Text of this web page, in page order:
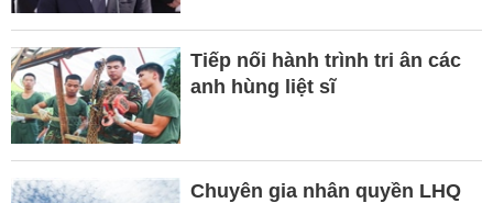
Tiếp nối hành trình tri ân các
anh hùng liệt sĩ
Chuyên gia nhân quyền LHQ